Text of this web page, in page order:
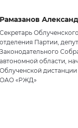
Рамазанов
Секретарь
отделения Партии,
Законодательного
автономной области,
Облученской дистанции
ОАО «РЖД»